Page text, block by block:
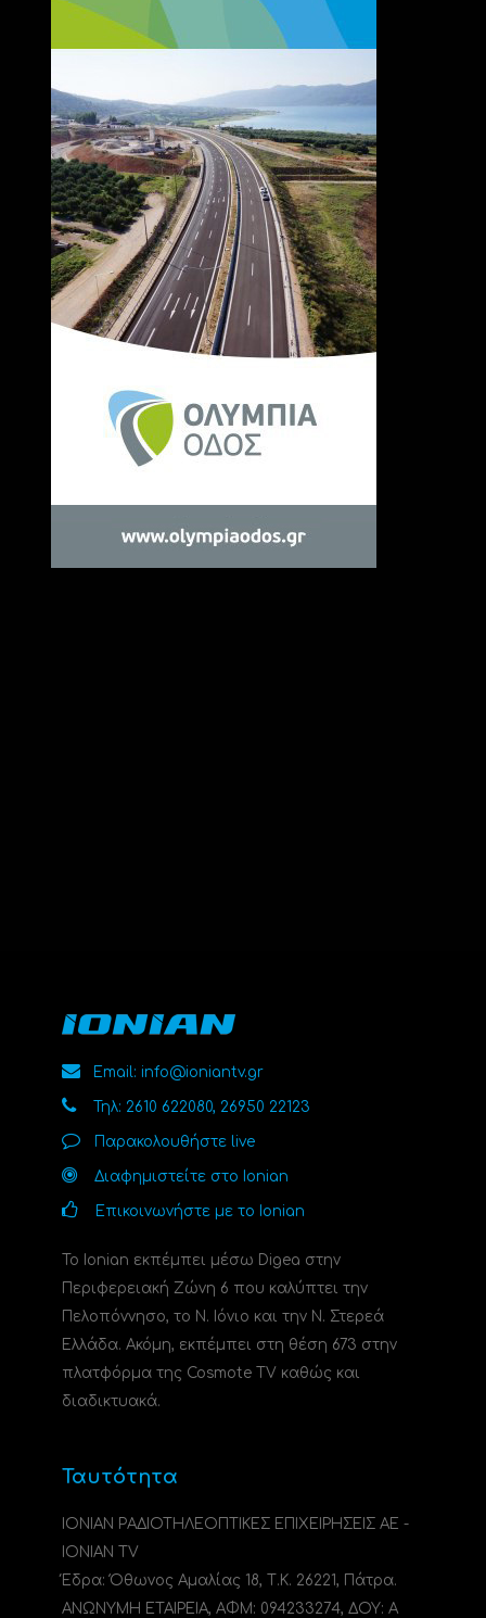
Email: info@ioniantv.gr
Τηλ: 2610 622080, 26950 22123
Παρακολουθήστε live
Διαφημιστείτε στο Ionian
Επικοινωνήστε με το Ionian
Το Ionian εκπέμπει μέσω Digea στην
Περιφερειακή Ζώνη 6 που καλύπτει την
Πελοπόννησο, το N. Ιόνιο και την Ν. Στερεά
Ελλάδα. Ακόμη, εκπέμπει στη θέση 673 στην
πλατφόρμα της Cosmote TV καθώς και
διαδικτυακά.
Ταυτότητα
ΙΟΝΙΑΝ ΡΑΔΙΟΤΗΛΕΟΠΤΙΚΕΣ ΕΠΙΧΕΙΡΗΣΕΙΣ ΑΕ -
IONIAN TV
Έδρα: Όθωνος Αμαλίας 18, Τ.Κ. 26221, Πάτρα.
ΑΝΩΝΥΜΗ ΕΤΑΙΡΕΙΑ, ΑΦΜ: 094233274, ΔΟΥ: A